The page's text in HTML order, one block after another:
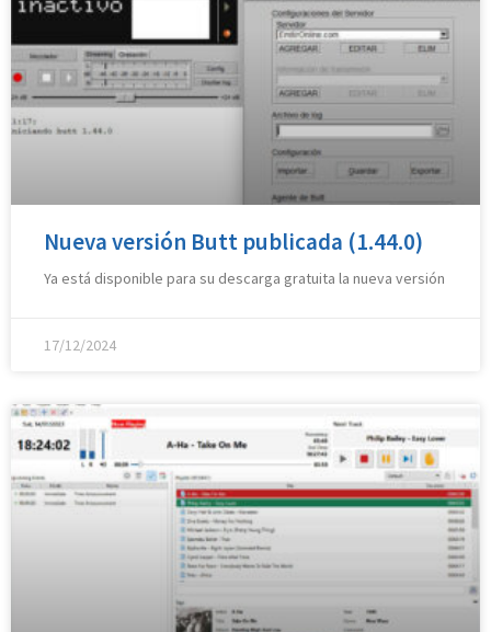
Nueva versión Butt publicada (1.44.0)
Ya está disponible para su descarga gratuita la nueva versión
17/12/2024